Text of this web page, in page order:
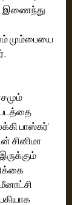
இணைந்து
மும்பையை
பாஸ்கர்’
சினிமா